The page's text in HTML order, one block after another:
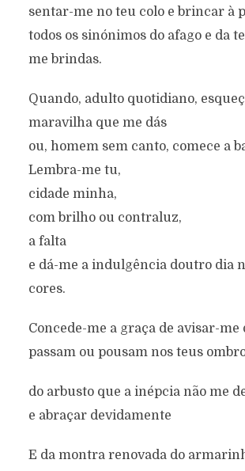
sentar-me no teu colo e brincar à
todos os sinónimos do afago e da
me brindas.
Quando, adulto quotidiano,
maravilha que me dás
ou, homem sem canto, comece a
Lembra-me tu,
cidade minha,
com brilho ou contraluz,
a falta
e dá-me a indulgência doutro dia
cores.
Concede-me a graça de avisar-me
passam ou pousam nos teus
do arbusto que a inépcia não me
e abraçar devidamente
E da montra renovada do